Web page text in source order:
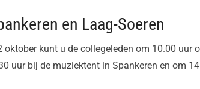
en Laag-Soeren
oktober kunt u de collegeleden om 10.00 uur
uur bij de muziektent in Spankeren en om